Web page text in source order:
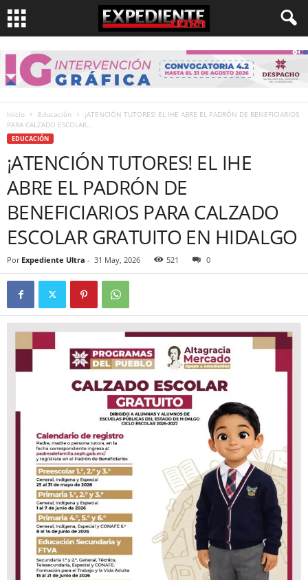
Inicio Educación
¡ATENCIÓN TUTORES! EL IHE ABRE EL PADRÓN DE BENEFICIARIOS
PARA CALZADO ESCOLAR...
EDUCACIÓN
¡ATENCIÓN TUTORES! EL IHE
ABRE EL PADRÓN DE
BENEFICIARIOS PARA CALZADO
ESCOLAR GRATUITO EN HIDALGO
Por Expediente Ultra - 31 May, 2026 521 0